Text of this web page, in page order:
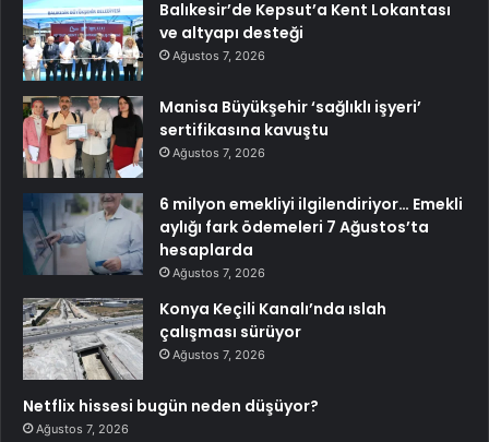
Balıkesir’de Kepsut’a Kent Lokantası
ve altyapı desteği
Ağustos 7, 2026
Manisa Büyükşehir ‘sağlıklı işyeri’
sertifikasına kavuştu
Ağustos 7, 2026
6 milyon emekliyi ilgilendiriyor… Emekli
aylığı fark ödemeleri 7 Ağustos’ta
hesaplarda
Ağustos 7, 2026
Konya Keçili Kanalı’nda ıslah
çalışması sürüyor
Ağustos 7, 2026
Netflix hissesi bugün neden düşüyor?
Ağustos 7, 2026